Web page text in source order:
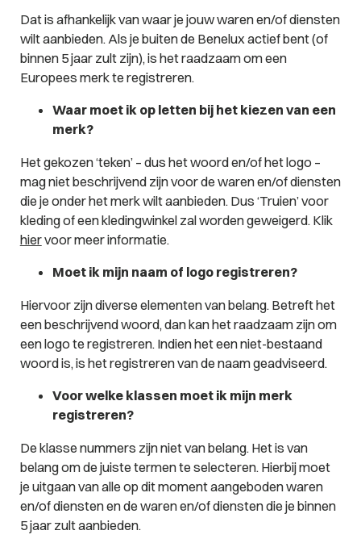
Dat is afhankelijk van waar je jouw waren en/of diensten
wilt aanbieden. Als je buiten de Benelux actief bent (of
binnen 5 jaar zult zijn), is het raadzaam om een
Europees merk te registreren.
Waar moet ik op letten bij het kiezen van een
merk?
Het gekozen ‘teken’ – dus het woord en/of het logo –
mag niet beschrijvend zijn voor de waren en/of diensten
die je onder het merk wilt aanbieden. Dus ‘Truien’ voor
kleding of een kledingwinkel zal worden geweigerd. Klik
hiervoor meer informatie.
Moet ik mijn naam of logo registreren?
Hiervoor zijn diverse elementen van belang. Betreft het
een beschrijvend woord, dan kan het raadzaam zijn om
een logo te registreren. Indien het een niet-bestaand
woord is, is het registreren van de naam geadviseerd.
Voor welke klassen moet ik mijn merk
registreren?
De klasse nummers zijn niet van belang. Het is van
belang om de juiste termen te selecteren. Hierbij moet
je uitgaan van alle op dit moment aangeboden waren
en/of diensten en de waren en/of diensten die je binnen
5 jaar zult aanbieden.